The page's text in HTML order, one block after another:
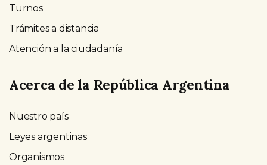
Turnos
Trámites a distancia
Atención a la ciudadanía
Acerca de la República Argentina
Nuestro país
Leyes argentinas
Organismos